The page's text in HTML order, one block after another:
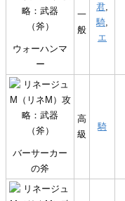
ウォーハンマ
ー
一
般
君
騎
エ
バーサーカー
の斧
高
級
騎